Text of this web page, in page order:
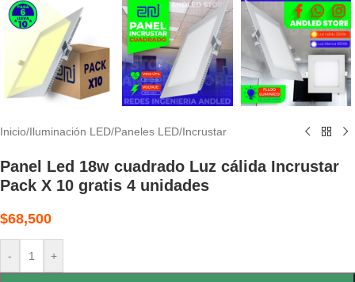
Inicio/Iluminación LED/Paneles LED/Incrustar
Panel Led 18w cuadrado Luz cálida Incrustar
Pack X 10 gratis 4 unidades
$68,500
- +